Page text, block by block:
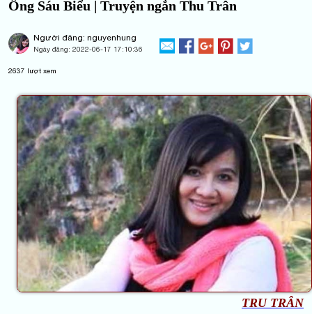
Ông Sáu Biểu | Truyện ngắn Thu Trân
Người đăng: nguyenhung
Ngày đăng: 2022-06-17 17:10:36
2637 lượt xem
TRU TRÂN